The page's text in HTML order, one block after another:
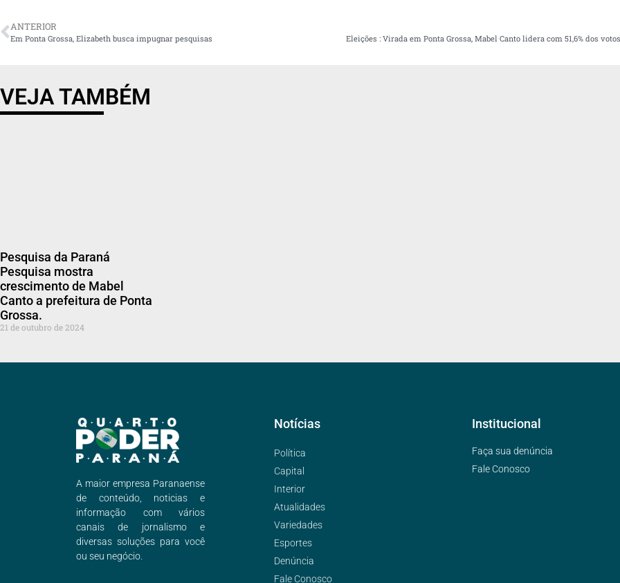
ANTERIOR
Em Ponta Grossa, Elizabeth busca impugnar pesquisas
VEJA TAMBÉM
Pesquisa da Paraná
Pesquisa mostra
crescimento de Mabel
Canto a prefeitura de Ponta
Grossa.
21 de outubro de 2024
A maior empresa Paranaense
de conteúdo, noticias e
informação com vários
canais de jornalismo e
diversas soluções para você
ou seu negócio.
Notícias
Política
Capital
Interior
Atualidades
Variedades
Esportes
Denúncia
Fale Conosco
Institucional
Faça sua denúncia
Fale Conosco